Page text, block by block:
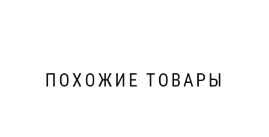
ПОХОЖИЕ ТОВАРЫ